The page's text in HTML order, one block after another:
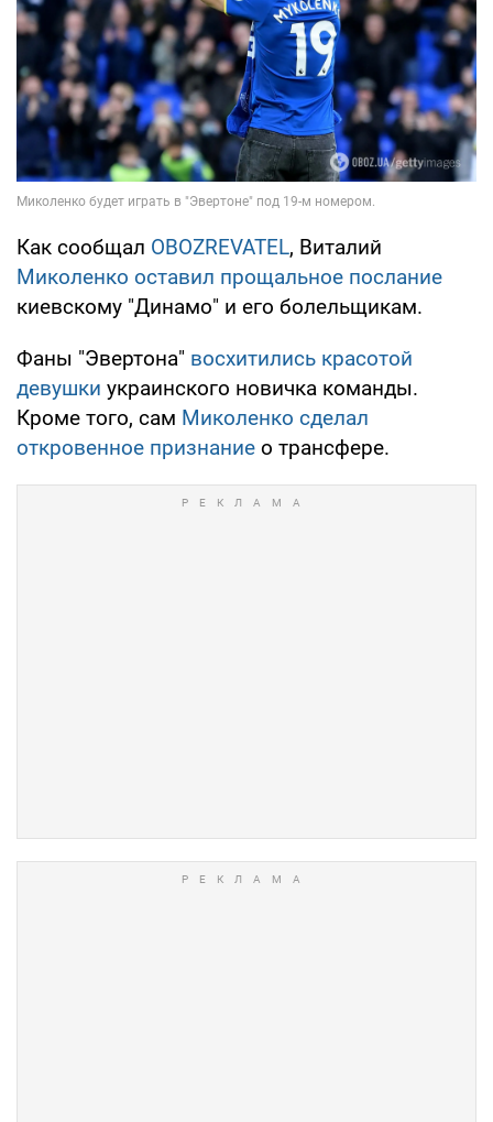
Как сообщал OBOZREVATEL, Виталий
Миколенко оставил прощальное послание
киевскому "Динамо" и его болельщикам.
Фаны "Эвертона" восхитились красотой
девушки украинского новичка команды.
Кроме того, сам Миколенко сделал
откровенное признание о трансфере.